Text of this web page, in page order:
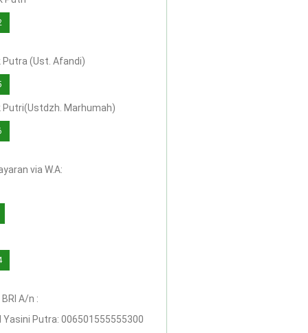
Putra (Ust. Afandi)
Putri(Ustdzh. Marhumah)
via W.A:
A/n :
Yasini Putra: 006501555555300